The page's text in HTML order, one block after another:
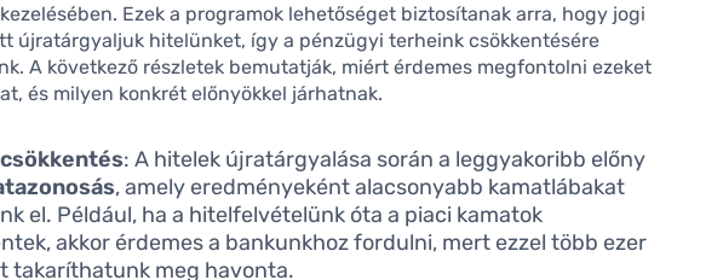
Ezek a programok lehetőséget biztosítanak arra, hogy jogi
újratárgyaljuk hitelünket, így a pénzügyi terheink csökkentésére
A következő részletek bemutatják, miért érdemes megfontolni ezeket
és milyen konkrét előnyökkel járhatnak.
: A hitelek újratárgyalása során a leggyakoribb előny
, amely eredményeként alacsonyabb kamatlábakat
el. Például, ha a hitelfelvételünk óta a piaci kamatok
akkor érdemes a bankunkhoz fordulni, mert ezzel több ezer
takaríthatunk meg havonta.